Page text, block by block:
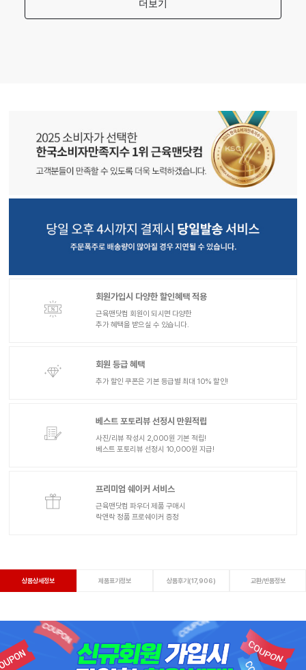
회원가입시 다양한 할인혜택 적용
근육맨닷컴 회원이 되시면 다양한
추가 혜택을 받으실 수 있습니다.
회원 등급 혜택
추가 할인 쿠폰은 기본 등급별 최대 10% 할인!
베스트 포토리뷰 선정시 만원적립
사진/리뷰 작성시 2,000원 기본 적립!
베스트 포토리뷰 선정시 10,000원 지급!
프리미엄 쉐이커 서비스
근육맨닷컴 파우더 제품 구매시
락앤락 정품 프로쉐이커 증정
상품상세정보 제품표기정보 상품후기(17,906) 교환/반품정보